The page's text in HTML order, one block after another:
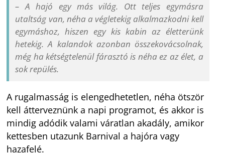
– A hajó egy más világ. Ott teljes egymásra
utaltság van, néha a végletekig alkalmazkodni kell
egymáshoz, hiszen egy kis kabin az életterünk
hetekig. A kalandok azonban összekovácsolnak,
még ha kétségtelenül fárasztó is néha ez az élet, a
sok repülés.
A rugalmasság is elengedhetetlen, néha ötször
kell átterveznünk a napi programot, és akkor is
mindig adódik valami váratlan akadály, amikor
kettesben utazunk Barnival a hajóra vagy
hazafelé.